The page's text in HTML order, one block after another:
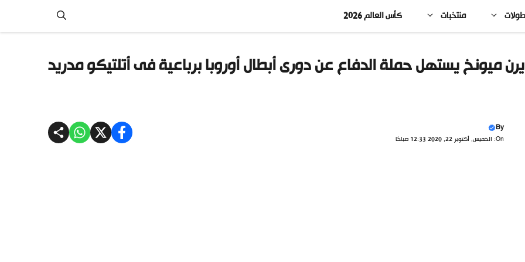
منتخبات كأس العالم 2026
ميونخ يستهل حملة الدفاع عن دورى أبطال أوروبا برباعية فى أتلتيكو مدريد
By
On: الخميس, أكتوبر 22, 2020 12:33 صباحًا